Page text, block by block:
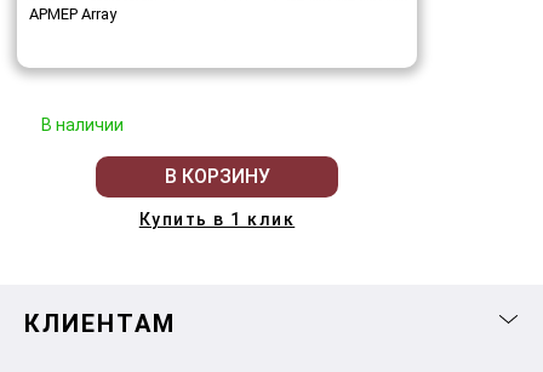
АРМЕР Array
В наличии
В КОРЗИНУ
Купить в 1 клик
КЛИЕНТАМ